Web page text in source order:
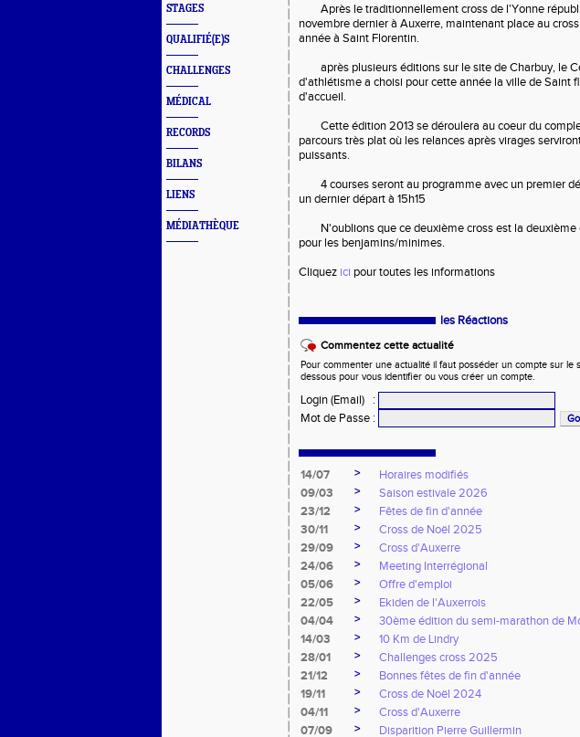
STAGES
QUALIFIÉ(E)S
CHALLENGES
MÉDICAL
RECORDS
BILANS
LIENS
MÉDIATHÈQUE
Après le traditionnellement cross de l'Yonne
novembre dernier à Auxerre, maintenant place au
année à Saint Florentin.
après plusieurs éditions sur le site de Charbuy, le
d'athlétisme a choisi pour cette année la ville de Saint
d'accueil.
Cette édition 2013 se déroulera au coeur du
parcours très plat où les relances après virages
puissants.
4 courses seront au programme avec un premier
un dernier départ à 15h15
N'oublions que ce deuxième cross est la
pour les benjamins/minimes.
Cliquez ici pour toutes les informations
les Réactions
Commentez cette actualité
Pour commenter une actualité il faut posséder un compte sur le
dessous pour vous identifier ou vous créer un compte.
Login (Email)
:
Mot de Passe :
14/07 >
Horaires modifiés
09/03
>
Saison estivale 2026
23/12
>
Fêtes de fin d'année
30/11
>
Cross de Noël 2025
29/09
>
Cross d'Auxerre
24/06
>
Meeting Interrégional
05/06
>
Offre d'emploi
22/05
>
Ekiden de l'Auxerrois
04/04
>
30ème édition du semi-marathon de
14/03
>
10 Km de Lindry
28/01
>
Challenges cross 2025
21/12
>
Bonnes fêtes de fin d'année
19/11
>
Cross de Noël 2024
04/11
>
Cross d'Auxerre
07/09
> Disparition Pierre Guillermin